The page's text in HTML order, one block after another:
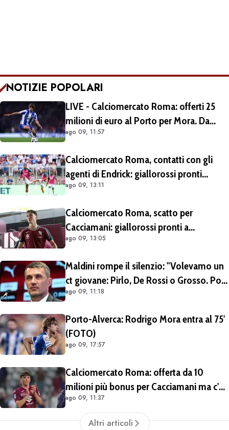
NOTIZIE POPOLARI
LIVE - Calciomercato Roma: offerti 25
milioni di euro al Porto per Mora. Da
escludere il prestito con diritto di riscatto.
ago 09, 11:57
Calciomercato Roma, contatti con gli
agenti di Endrick: giallorossi pronti
all'affondo. Aston Villa forte sul
ago 09, 13:11
Calciomercato Roma, scatto per
Cacciamani: giallorossi pronti a
migliorare l'offerta da 15 milioni di euro
ago 09, 13:05
Maldini rompe il silenzio: "Volevamo un
ct giovane: Pirlo, De Rossi o Grosso. Poi
Malagò mi ha detto: «Pirlo non si può
ago 09, 11:18
Porto-Alverca: Rodrigo Mora entra al 75'
(FOTO)
ago 09, 17:57
Calciomercato Roma: offerta da 10
milioni più bonus per Cacciamani ma c'è
distanza, interesse anche dell'Inter.
Cherubini vicino al Benevento
ago 09, 11:37
Altri articoli